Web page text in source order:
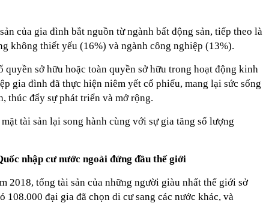
của gia đình bắt nguồn từ ngành bất động sản, tiếp theo là
không thiết yếu (16%) và ngành công nghiệp (13%).
quyền sở hữu hoặc toàn quyền sở hữu trong hoạt động kinh
gia đình đã thực hiện niêm yết cổ phiếu, mang lại sức sống
thúc đẩy sự phát triển và mở rộng.
tài sản lại song hành cùng với sự gia tăng số lượng
nhập cư nước ngoài đứng đầu thế giới
2018, tổng tài sản của những người giàu nhất thế giới sở
108.000 đại gia đã chọn di cư sang các nước khác, và